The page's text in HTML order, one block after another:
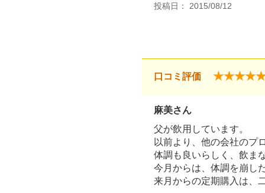
投稿日： 2015/08/12
口コミ評価
麻美さん
父が飲用しています。
以前より、他の会社のプ
体調も良いらしく、飲ま
今月からは、体調を崩し
来月からの定期購入は、